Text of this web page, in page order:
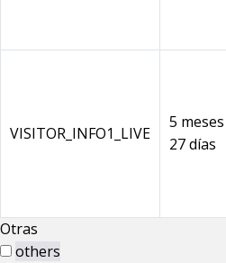
VISITOR_INFO1_LIVE
5 meses
27 días
Otras
others